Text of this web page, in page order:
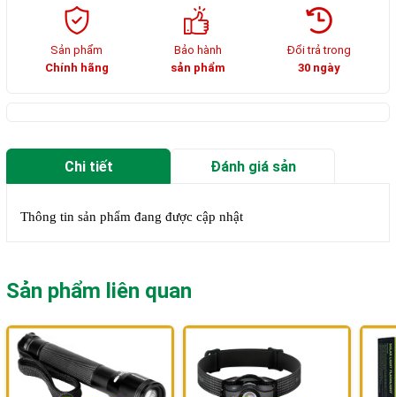
Sản phẩm
Chính hãng
Bảo hành
sản phẩm
Đổi trả trong
30 ngày
Chi tiết Đánh giá sản
Thông tin sản phẩm đang được cập nhật
Sản phẩm liên quan